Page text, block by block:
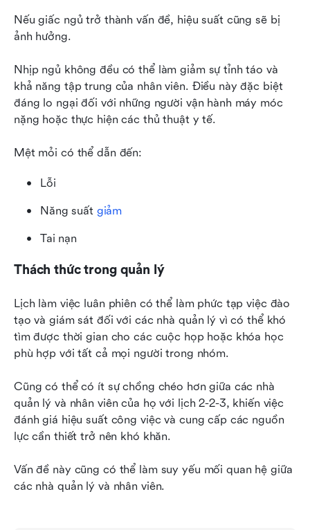
Nếu giấc ngủ trở thành vấn đề, hiệu suất cũng sẽ bị
ảnh hưởng.
Nhịp ngủ không đều có thể làm giảm sự tỉnh táo và
khả năng tập trung của nhân viên. Điều này đặc biệt
đáng lo ngại đối với những người vận hành máy móc
nặng hoặc thực hiện các thủ thuật y tế.
Mệt mỏi có thể dẫn đến:
Lỗi
Năng suất giảm
Tai nạn
Thách thức trong quản lý
Lịch làm việc luân phiên có thể làm phức tạp việc đào
tạo và giám sát đối với các nhà quản lý vì có thể khó
tìm được thời gian cho các cuộc họp hoặc khóa học
phù hợp với tất cả mọi người trong nhóm.
Cũng có thể có ít sự chồng chéo hơn giữa các nhà
quản lý và nhân viên của họ với lịch 2-2-3, khiến việc
đánh giá hiệu suất công việc và cung cấp các nguồn
lực cần thiết trở nên khó khăn.
Vấn đề này cũng có thể làm suy yếu mối quan hệ giữa
các nhà quản lý và nhân viên.